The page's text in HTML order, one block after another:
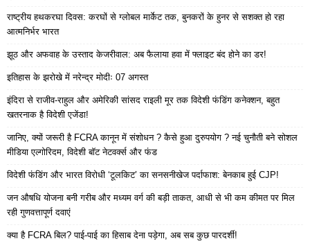
राष्ट्रीय हथकरघा दिवस: करघों से ग्लोबल मार्केट तक, बुनकरों के हुनर से सशक्त हो रहा
आत्मनिर्भर भारत
झूठ और अफवाह के उस्ताद केजरीवाल: अब फैलाया हवा में फ्लाइट बंद होने का डर!
इतिहास के झरोखे में नरेन्द्र मोदीः 07 अगस्त
इंदिरा से राजीव-राहुल और अमेरिकी सांसद राइली मूर तक विदेशी फंडिंग कनेक्शन, बहुत
खतरनाक है विदेशी एजेंडा!
जानिए, क्यों जरूरी है FCRA कानून में संशोधन ? कैसे हुआ दुरुपयोग ? नई चुनौती बने सोशल
मीडिया एल्गोरिदम, विदेशी बॉट नेटवर्क्स और फंड
विदेशी फंडिंग और भारत विरोधी ‘टूलकिट’ का सनसनीखेज पर्दाफाश: बेनकाब हुई CJP!
जन औषधि योजना बनी गरीब और मध्यम वर्ग की बड़ी ताकत, आधी से भी कम कीमत पर मिल
रही गुणवत्तापूर्ण दवाएं
क्या है FCRA बिल? पाई-पाई का हिसाब देना पड़ेगा, अब सब कुछ पारदर्शी!